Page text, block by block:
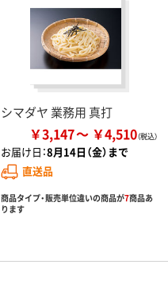
シマダヤ 業務用 真打
￥3,147 ￥4,510
お届け日：8月14日（金）まで
直送品
商品タイプ・販売単位違いの商品が7商品あ
ります